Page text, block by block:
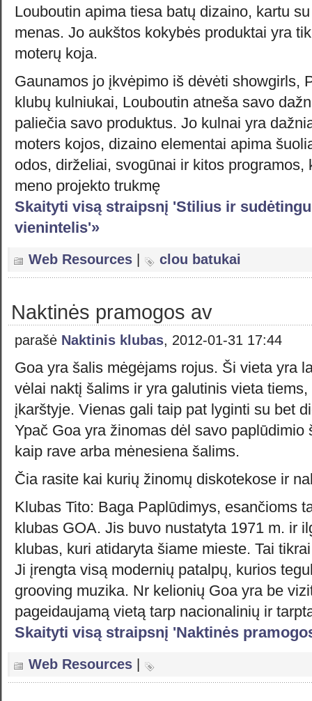
Louboutin apima tiesa batų dizaino, kartu
menas. Jo aukštos kokybės produktai yra
moterų koja.
Gaunamos jo įkvėpimo iš dėvėti showgirls,
klubų kulniukai, Louboutin atneša savo
paliečia savo produktus. Jo kulnai yra
moters kojos, dizaino elementai apima
odos, dirželiai, svogūnai ir kitos programos,
meno projekto trukmę
Skaityti visą straipsnį 'Stilius ir
vienintelis'»
Web Resources clou batukai
Naktinės pramogos av
parašė Naktinis klubas, 2012-01-31 17:44
Goa yra šalis mėgėjams rojus. Ši vieta yra
vėlai naktį šalims ir yra galutinis vieta
įkarštyje. Vienas gali taip pat lyginti su bet
Ypač Goa yra žinomas dėl savo paplūdimio
kaip rave arba mėnesiena šalims.
Čia rasite kai kurių žinomų diskotekose ir
Klubas Tito: Baga Paplūdimys, esančioms
klubas GOA. Jis buvo nustatyta 1971 m. ir
klubas, kuri atidaryta šiame mieste. Tai
Ji įrengta visą modernių patalpų, kurios
grooving muzika. Nr kelionių Goa yra be
pageidaujamą vietą tarp nacionalinių ir
Skaityti visą straipsnį 'Naktinės
Web Resources